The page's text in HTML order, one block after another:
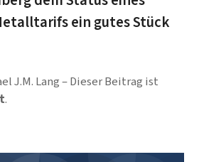
ein gutes Stück
J.M. Lang
Dieser Beitrag ist
.